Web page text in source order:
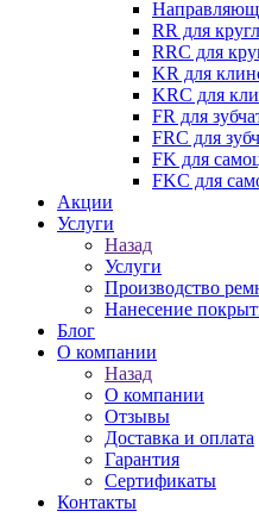
RR для
RRC для
KR для
KRC для
FR для
FRC для
FK для
FKC для
Акции
Услуги
Назад
Услуги
Производство
Нанесение
Блог
О компании
Назад
О компании
Отзывы
Доставка и оплата
Гарантия
Сертификаты
Контакты